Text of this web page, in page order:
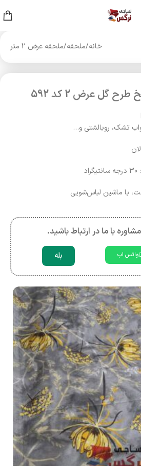
خانه/ملحفه/ملحفه عرض 2 متر
تشک، روبالشتی و…
با ماشین لباس‌شویی
با ما در ارتباط باشید.
واتس اپ بله